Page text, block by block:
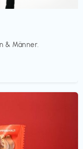
& Männer.